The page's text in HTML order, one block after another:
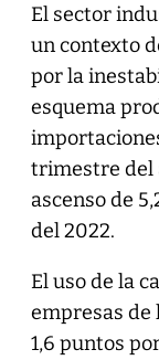
El sector
un contexto
por la
esquema
trimestre del
ascenso de
del 2022.
El uso de la
empresas de
1,6 puntos